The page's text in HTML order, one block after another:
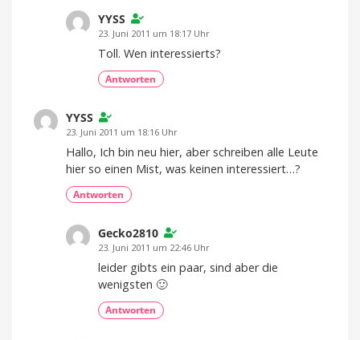
YYSS
23. Juni 2011 um 18:17 Uhr
Toll. Wen interessierts?
Antworten
YYSS
23. Juni 2011 um 18:16 Uhr
Hallo, Ich bin neu hier, aber schreiben alle Leute
hier so einen Mist, was keinen interessiert…?
Antworten
Gecko2810
23. Juni 2011 um 22:46 Uhr
leider gibts ein paar, sind aber die
wenigsten 🙂
Antworten